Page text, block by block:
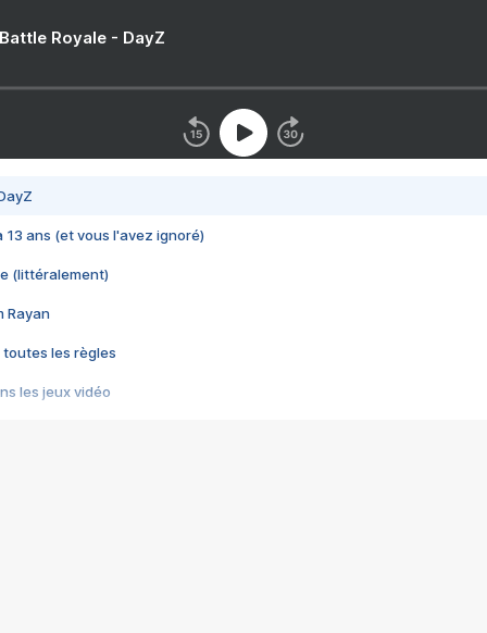
Royale - DayZ
13 ans (et vous l'avez ignoré)
(littéralement)
Rayan
toutes les règles
les jeux vidéo